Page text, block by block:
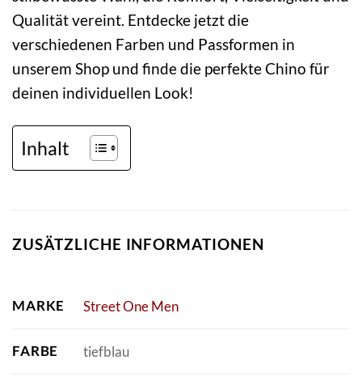
Qualität vereint. Entdecke jetzt die
verschiedenen Farben und Passformen in
unserem Shop und finde die perfekte Chino für
deinen individuellen Look!
Inhalt
ZUSÄTZLICHE INFORMATIONEN
MARKE Street One Men
FARBE tiefblau